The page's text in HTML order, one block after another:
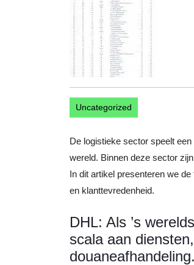
Uncategorized
De logistieke sector speelt
wereld. Binnen deze sector
In dit artikel presenteren we
en klanttevredenheid.
DHL: Als ’s
scala aan
douaneafhandeling.